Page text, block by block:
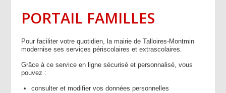
PORTAIL FAMILLES
Pour faciliter votre quotidien, la mairie de Talloires-Montmin
modernise ses services périscolaires et extrascolaires.
Grâce à ce service en ligne sécurisé et personnalisé, vous
pouvez :
consulter et modifier vos données personnelles